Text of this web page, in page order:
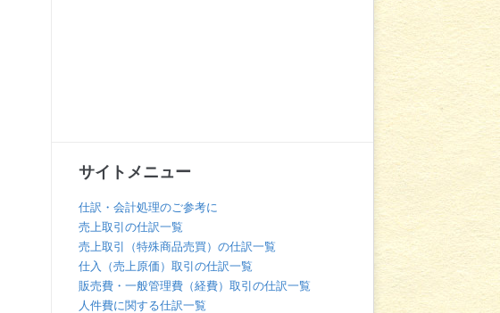
サイトメニュー
仕訳・会計処理のご参考に
売上取引の仕訳一覧
売上取引（特殊商品売買）の仕訳一覧
仕入（売上原価）取引の仕訳一覧
販売費・一般管理費（経費）取引の仕訳一覧
人件費に関する仕訳一覧